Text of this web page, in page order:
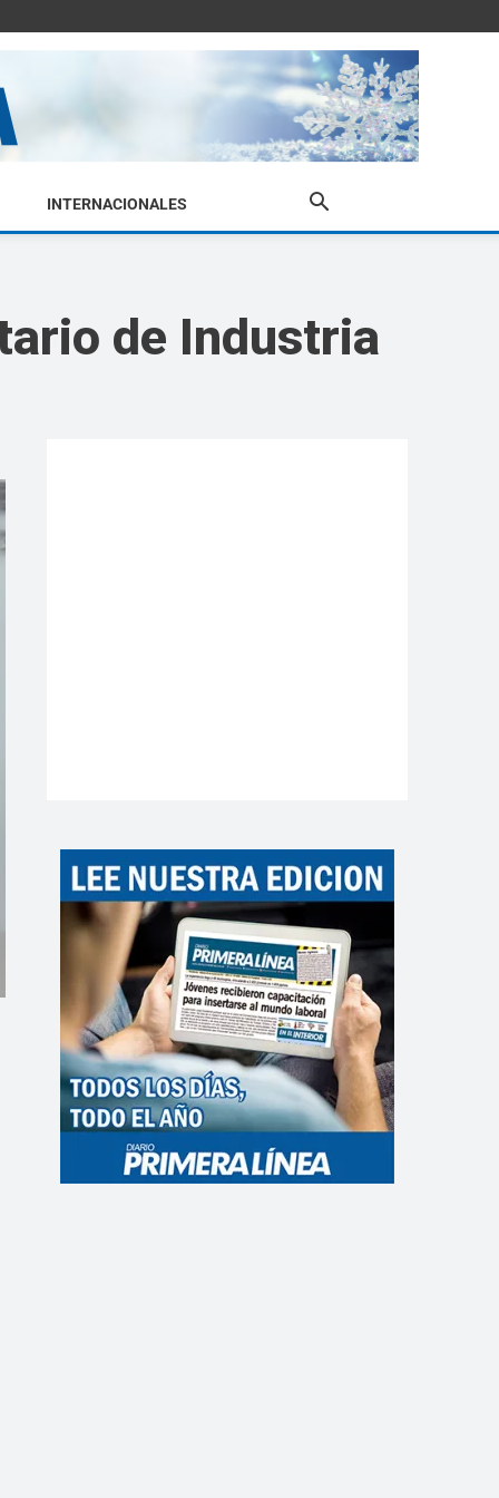
INTERNACIONALES
de Industria